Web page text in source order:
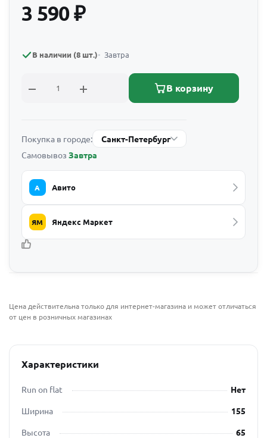
3 590₽
В наличии (8 шт.) Завтра
В корзину
Покупка в городе:
Санкт-Петербург
Самовывоз Завтра
А Авито
ЯМ Яндекс Маркет
Цена действительна только для интернет-магазина и может отличаться
от цен в розничных магазинах
Характеристики
Run on flat
Нет
Ширина
155
Высота
65